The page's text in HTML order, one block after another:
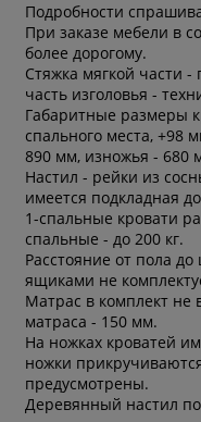
Подробности
При заказе мебели в
более дорогому.
Стяжка мягкой части
часть изголовья -
Габаритные размеры
спального места, +98
890 мм, изножья - 680
Настил - рейки из
имеется подкладная
1-спальные кровати
спальные - до 200 кг.
Расстояние от пола
ящиками не
Матрас в комплект не
матраса - 150 мм.
На ножках кроватей
ножки
предусмотрены.
Деревянный настил